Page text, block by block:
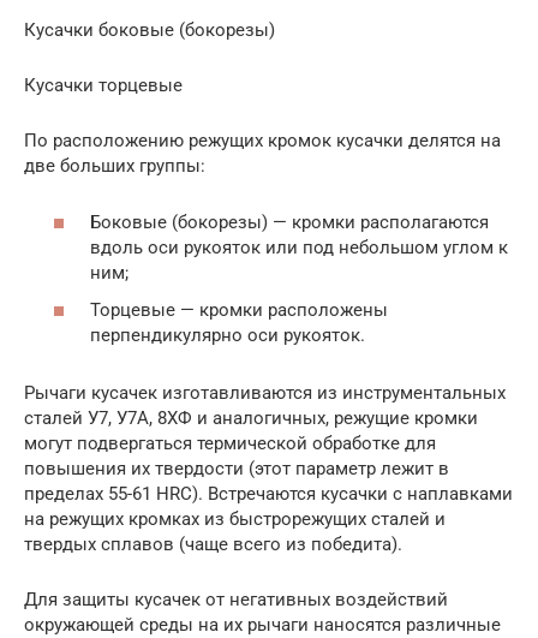
Кусачки боковые (бокорезы)
Кусачки торцевые
По расположению режущих кромок кусачки делятся на
две больших группы:
Боковые (бокорезы) — кромки располагаются
вдоль оси рукояток или под небольшом углом к
ним;
Торцевые — кромки расположены
перпендикулярно оси рукояток.
Рычаги кусачек изготавливаются из инструментальных
сталей У7, У7А, 8ХФ и аналогичных, режущие кромки
могут подвергаться термической обработке для
повышения их твердости (этот параметр лежит в
пределах 55-61 HRC). Встречаются кусачки с наплавками
на режущих кромках из быстрорежущих сталей и
твердых сплавов (чаще всего из победита).
Для защиты кусачек от негативных воздействий
окружающей среды на их рычаги наносятся различные